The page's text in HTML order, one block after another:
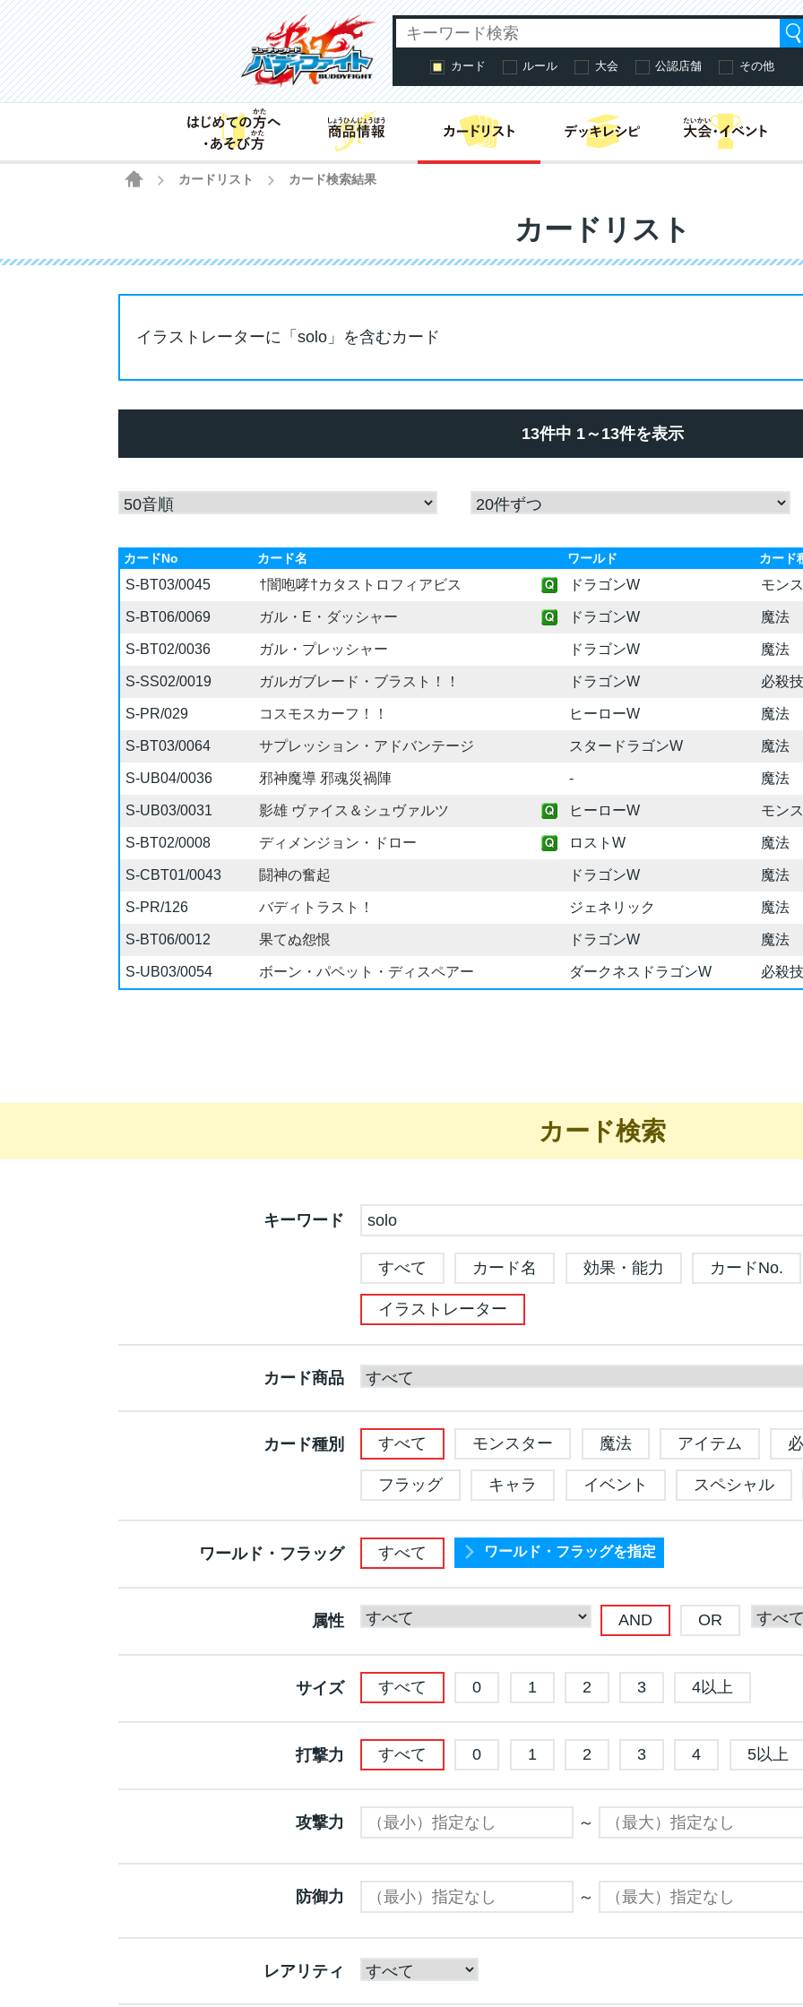
カード ルール 大会 公認店舗 その他
はじめての方へ・
HOME
カードリスト カード検索結果
カードリスト
イラストレーターに「solo」を含むカード
13件中 1～13件を表示
カードNo カード名 ワールド カード
S-BT03/0045 †闇咆哮†カタストロフィアビス ドラゴンW モン
S-BT06/0069 ガル・E・ダッシャー ドラゴンW 魔法
S-BT02/0036 ガル・プレッシャー ドラゴンW 魔法
S-SS02/0019 ガルガブレード・ブラスト！！ ドラゴンW 必殺技
S-PR/029 コスモスカーフ！！ ヒーローW 魔法
S-BT03/0064 サプレッション・アドバンテージ スタードラゴンW 魔法
S-UB04/0036 邪神魔導 邪魂災禍陣 - 魔法
S-UB03/0031 影雄 ヴァイス＆シュヴァルツ ヒーローW モン
S-BT02/0008 ディメンジョン・ドロー ロストW 魔法
S-CBT01/0043 闘神の奮起 ドラゴンW 魔法
S-PR/126 バディトラスト！ ジェネリック 魔法
S-BT06/0012 果てぬ怨恨 ドラゴンW 魔法
S-UB03/0054 ボーン・パペット・ディスペアー ダークネスドラゴンW 必殺技
カード検索
キーワード
すべて カード名 効果・能力 カードNo.
イラストレーター
カード商品
カード種別 すべて モンスター 魔法 アイテム
フラッグ キャラ イベント スペシャル
ワールド・フラッグ すべて ワールド・フラッグを指定
属性 AND OR
サイズ すべて 0 1 2 3 4以上
打撃力 すべて 0 1 2 3 4 5以上
攻撃力 ～
防御力 ～
レアリティ